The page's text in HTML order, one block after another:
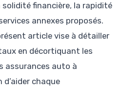
solidité financière, la rapidité
annexes proposés.
article vise à détailler
en décortiquant les
assurances auto à
d’aider chaque